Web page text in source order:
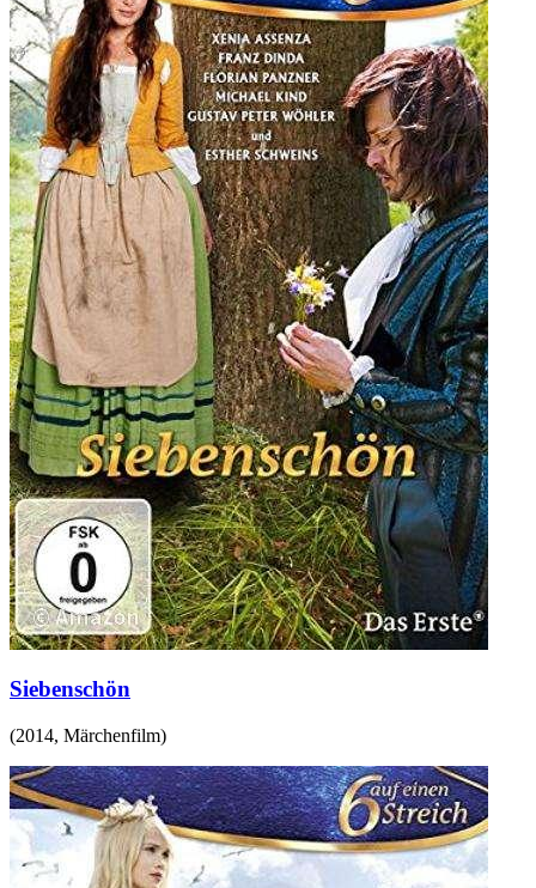
Siebenschön
(2014, Märchenfilm)